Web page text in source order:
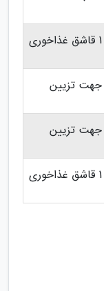
1 قاشق غذاخوری
جهت تزیین
جهت تزیین
1 قاشق غذاخوری